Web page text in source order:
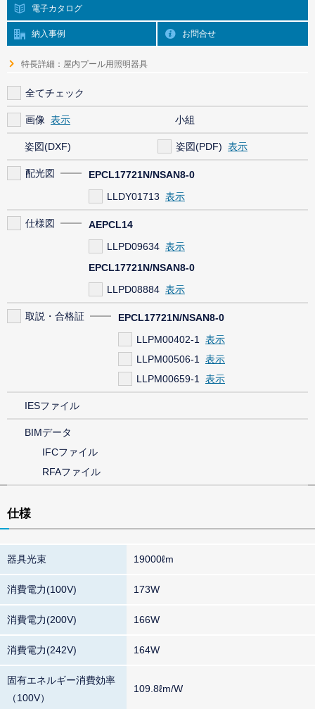
電子カタログ
納入事例 お問合せ
特長詳細：屋内プール用照明器具
全てチェック
画像 小組
姿図(DXF) 姿図(PDF)
配光図
EPCL17721N/NSAN8-0
LLDY01713
仕様図
AEPCL14
LLPD09634
EPCL17721N/NSAN8-0
LLPD08884
取説・合格証
EPCL17721N/NSAN8-0
LLPM00402-1
LLPM00506-1
LLPM00659-1
IESファイル
BIMデータ
IFCファイル
RFAファイル
仕様
器具光束 19000ℓm
消費電力(100V) 173W
消費電力(200V) 166W
消費電力(242V) 164W
固有エネルギー消費効率
（100V）
109.8ℓm/W